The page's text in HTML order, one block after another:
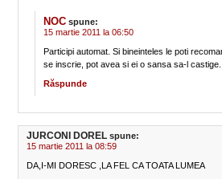
NOC spune:
15 martie 2011 la 06:50
Participi automat. Si bineinteles le poti
se inscrie, pot avea si ei o sansa sa-l castige.
Răspunde
JURCONI DOREL spune:
15 martie 2011 la 08:59
DA,I-MI DORESC ,LA FEL CA TOATA LUMEA